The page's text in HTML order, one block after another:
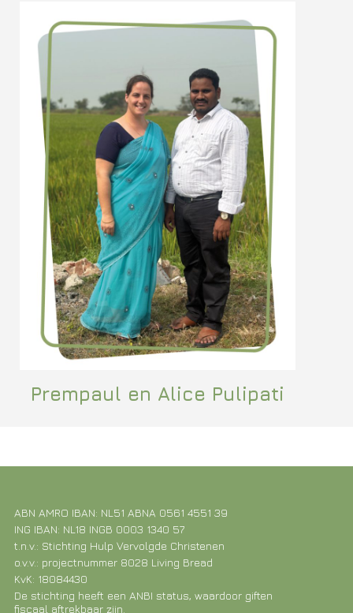
Prempaul en Alice Pulipati
ABN AMRO IBAN: NL51 ABNA 0561 4551 39
ING IBAN: NL18 INGB 0003 1340 57
t.n.v.: Stichting Hulp Vervolgde Christenen
o.v.v.: projectnummer 8028 Living Bread
KvK: 18084430
De stichting heeft een ANBI status, waardoor giften
fiscaal aftrekbaar zijn.